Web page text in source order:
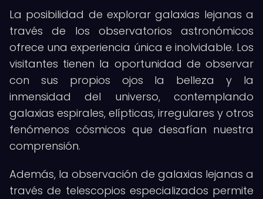
La posibilidad de explorar galaxias lejanas a
través de los observatorios astronómicos
ofrece una experiencia única e inolvidable. Los
visitantes tienen la oportunidad de observar
con sus propios ojos la belleza y la
inmensidad del universo, contemplando
galaxias espirales, elípticas, irregulares y otros
fenómenos cósmicos que desafían nuestra
comprensión.
Además, la observación de galaxias lejanas a
través de telescopios especializados permite